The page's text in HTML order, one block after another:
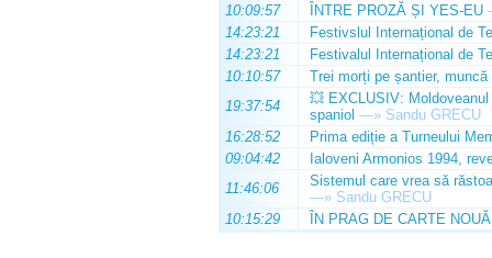
10:09:57
ÎNTRE PROZĂ ȘI YES-EU
14:23:21
Festivslul Internațional de
14:23:21
Festivalul Internațional de
10:10:57
Trei morți pe șantier, muncă
19:37:54
💥 EXCLUSIV:
spaniol —» Sandu GRECU
16:28:52
Prima ediție a Turneului
09:04:42
Ialoveni Armonios 1994,
11:46:06
Sistemul care vrea să
—» Sandu GRECU
10:15:29
ÎN PRAG DE CARTE NOUĂ